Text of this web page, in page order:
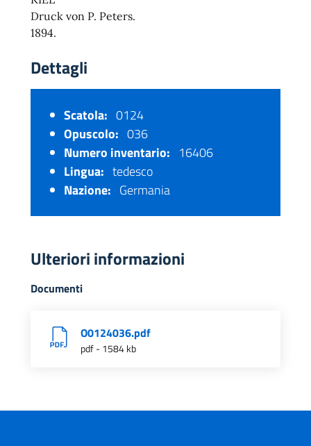
Druck von P. Peters.
1894.
Dettagli
Scatola: 0124
Opuscolo: 036
Numero inventario: 16406
Lingua: tedesco
Nazione: Germania
Ulteriori informazioni
Documenti
O0124036.pdf
pdf - 1584 kb